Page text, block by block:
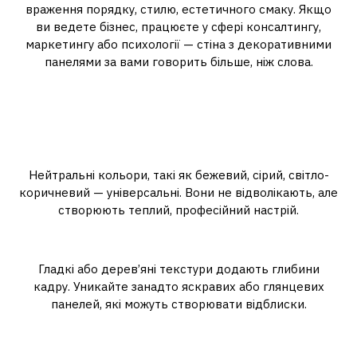
враження порядку, стилю, естетичного смаку. Якщо
ви ведете бізнес, працюєте у сфері консалтингу,
маркетингу або психології — стіна з декоративними
панелями за вами говорить більше, ніж слова.
Нейтральні кольори, такі як бежевий, сірий, світло-
коричневий — універсальні. Вони не відволікають, але
створюють теплий, професійний настрій.
Гладкі або дерев’яні текстури додають глибини
кадру. Уникайте занадто яскравих або глянцевих
панелей, які можуть створювати відблиски.